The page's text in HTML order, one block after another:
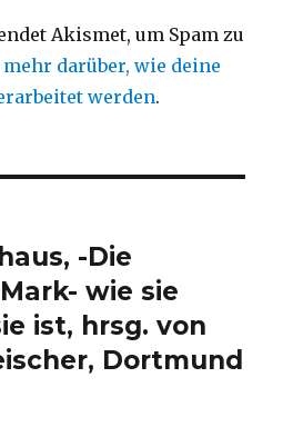
Akismet, um Spam zu
darüber, wie deine
werden.
-Die
wie sie
ist, hrsg. von
Dortmund